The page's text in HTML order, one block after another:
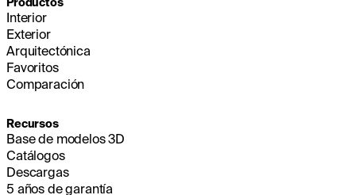
Productos
Interior
Exterior
Arquitectónica
Favoritos
Comparación
Recursos
Base de modelos 3D
Catálogos
Descargas
5 años de garantía